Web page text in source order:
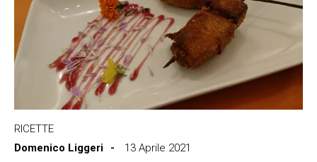
RICETTE
Domenico Liggeri
13 Aprile 2021